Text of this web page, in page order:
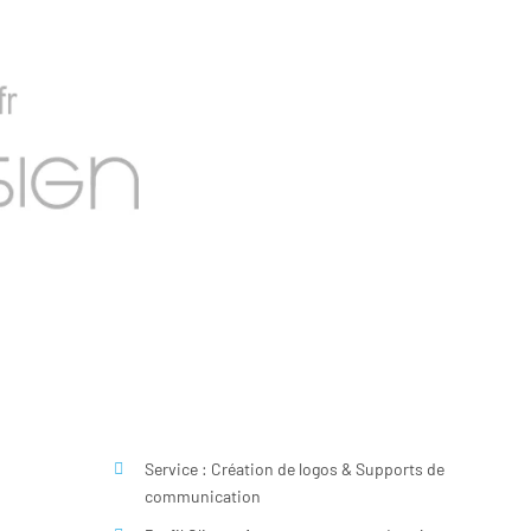
Service : Création de logos & Supports de
communication